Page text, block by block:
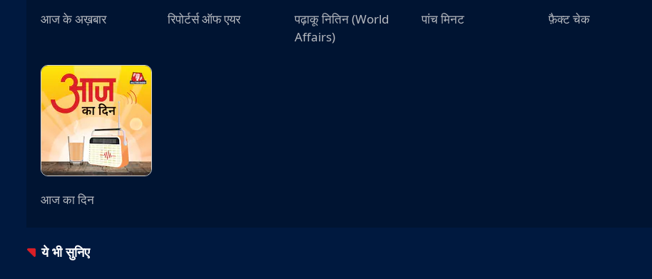
आज के अख़बार रिपोर्टर्स ऑफ एयर
पढ़ाकू नितिन (World
Affairs)
पांच मिनट फ़ैक्ट चेक
आज का दिन
ये भी सुनिए